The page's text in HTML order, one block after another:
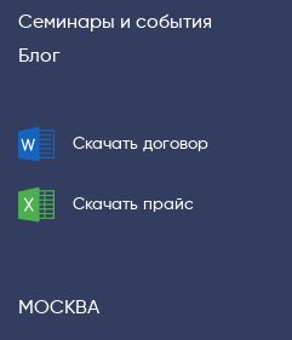
Семинары и события
Блог
Скачать договор
Скачать прайс
МОСКВА